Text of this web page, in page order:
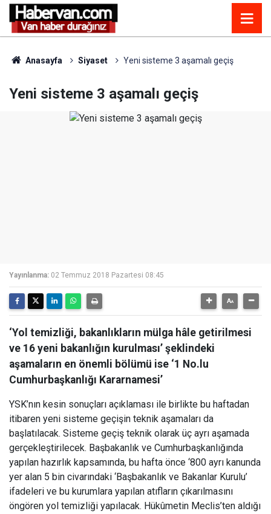
Anasayfa Siyaset Yeni sisteme 3 aşamalı geçiş
Yeni sisteme 3 aşamalı geçiş
Yayınlanma: 02 Temmuz 2018 Pazartesi 08:45
‘Yol temizliği, bakanlıkların mülga hâle getirilmesi
ve 16 yeni bakanlığın kurulması’ şeklindeki
aşamaların en önemli bölümü ise ‘1 No.lu
Cumhurbaşkanlığı Kararnamesi’
YSK’nın kesin sonuçları açıklaması ile birlikte bu haftadan
itibaren yeni sisteme geçişin teknik aşamaları da
başlatılacak. Sisteme geçiş teknik olarak üç ayrı aşamada
gerçekleştirilecek. Başbakanlık ve Cumhurbaşkanlığında
yapılan hazırlık kapsamında, bu hafta önce ‘800 ayrı kanunda
yer alan 5 bin civarındaki ‘Başbakanlık ve Bakanlar Kurulu’
ifadeleri ve bu kurumlara yapılan atıfların çıkarılmasını
öngören yol temizliği yapılacak. Hükûmetin Meclis’ten aldığı